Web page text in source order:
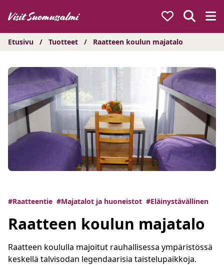
sisältöön
Etusivu / Tuotteet / Raatteen koulun majatalo
#Raatteentie #Majatalot ja huoneistot #Eläinystävällinen
Raatteen koulun majatalo
Raatteen koululla majoitut rauhallisessa ympäristössä
keskellä talvisodan legendaarisia taistelupaikkoja.